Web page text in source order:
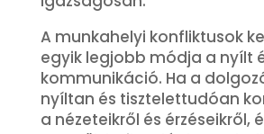
A munkahelyi konfliktusok
egyik legjobb módja a nyílt
kommunikáció. Ha a
nyíltan és tisztelettudóan
a nézeteikről és érzéseikről,